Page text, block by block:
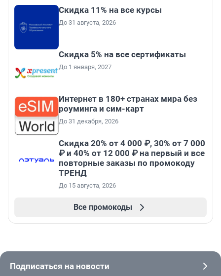
Скидка 11% на все курсы
До 31 августа, 2026
Скидка 5% на все сертификаты
До 1 января, 2027
Интернет в 180+ странах мира без
роуминга и сим-карт
До 31 декабря, 2026
Скидка 20% от 4 000 ₽, 30% от 7 000
₽ и 40% от 12 000 ₽ на первый и все
повторные заказы по промокоду
ТРЕНД
До 15 августа, 2026
Все промокоды
Подписаться на новости